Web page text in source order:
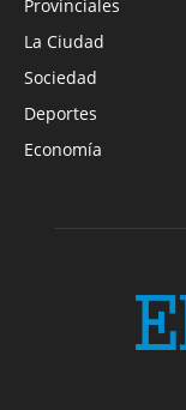
Provinciales
La Ciudad
Sociedad
Deportes
Economía